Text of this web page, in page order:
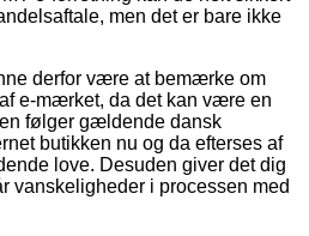
men det er bare ikke
derfor være at bemærke om
e-mærket, da det kan være en
følger gældende dansk
butikken nu og da efterses af
love. Desuden giver det dig
vanskeligheder i processen med